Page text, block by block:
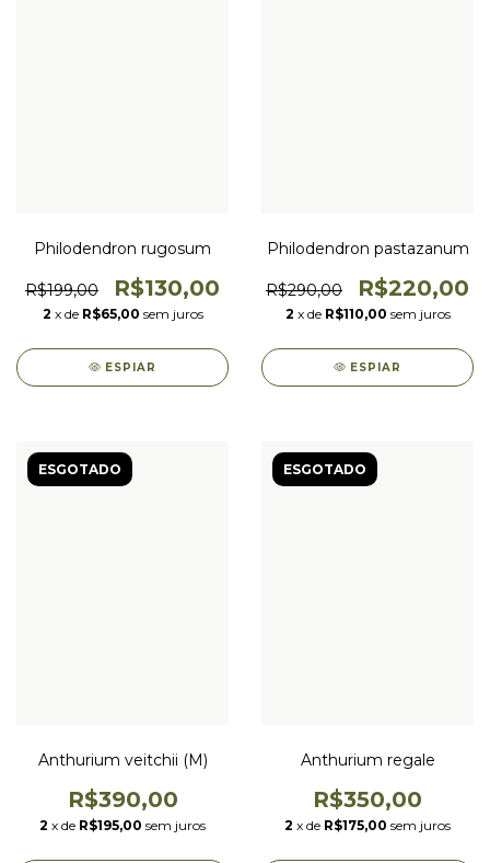
Philodendron rugosum
R$199,00 R$130,00
2 x de R$65,00 sem juros
ESPIAR
Philodendron pastazanum
R$290,00 R$220,00
2 x de R$110,00 sem juros
ESPIAR
ESGOTADO
Anthurium veitchii (M)
R$390,00
2 x de R$195,00 sem juros
ESGOTADO
Anthurium regale
R$350,00
2 x de R$175,00 sem juros